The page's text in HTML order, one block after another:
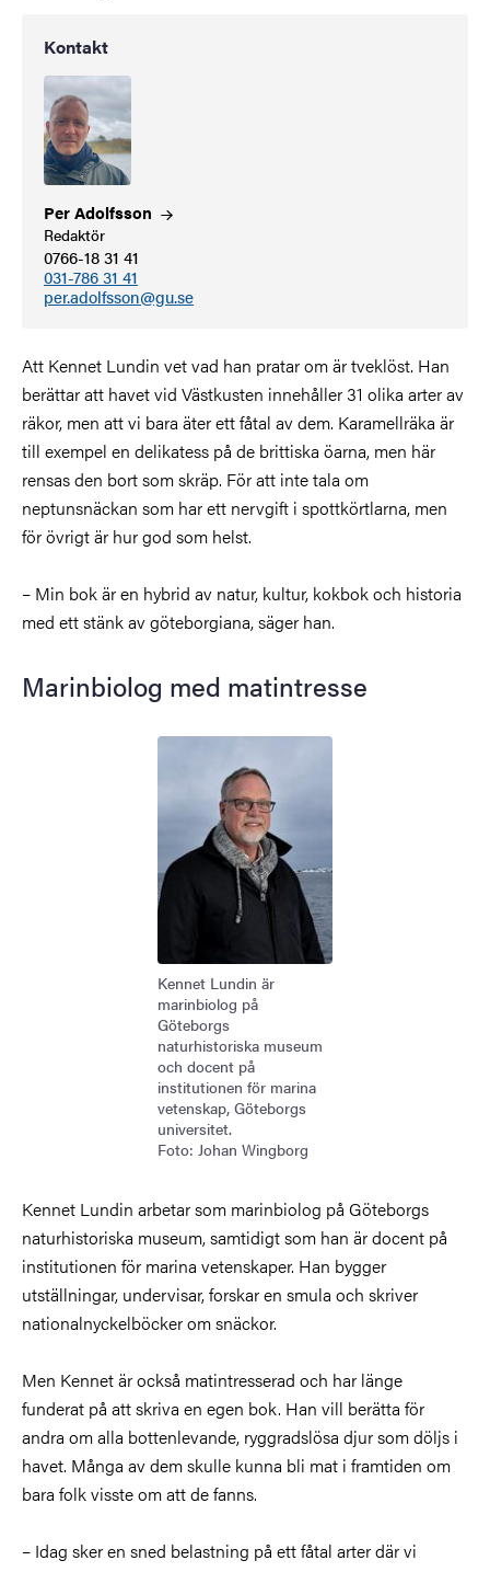
Kontakt
PerAdolfsson
Redaktör
0766-18 31 41
031-786 31 41
per.adolfsson@gu.se
Att Kennet Lundin vet vad han pratar om är tveklöst. Han
berättar att havet vid Västkusten innehåller 31 olika arter av
räkor, men att vi bara äter ett fåtal av dem. Karamellräka är
till exempel en delikatess på de brittiska öarna, men här
rensas den bort som skräp. För att inte tala om
neptunsnäckan som har ett nervgift i spottkörtlarna, men
för övrigt är hur god som helst.
– Min bok är en hybrid av natur, kultur, kokbok och historia
med ett stänk av göteborgiana, säger han.
Marinbiolog med matintresse
Bild
Kennet Lundin är
marinbiolog på
Göteborgs
naturhistoriska museum
och docent på
institutionen för marina
vetenskap, Göteborgs
universitet.
Foto: Johan Wingborg
Kennet Lundin arbetar som marinbiolog på Göteborgs
naturhistoriska museum, samtidigt som han är docent på
institutionen för marina vetenskaper. Han bygger
utställningar, undervisar, forskar en smula och skriver
nationalnyckelböcker om snäckor.
Men Kennet är också matintresserad och har länge
funderat på att skriva en egen bok. Han vill berätta för
andra om alla bottenlevande, ryggradslösa djur som döljs i
havet. Många av dem skulle kunna bli mat i framtiden om
bara folk visste om att de fanns.
– Idag sker en sned belastning på ett fåtal arter där vi